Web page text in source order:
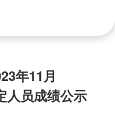
年11月
人员成绩公示